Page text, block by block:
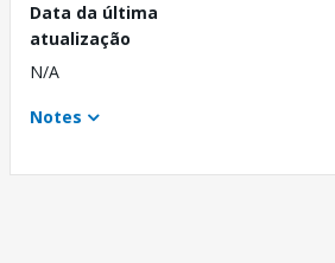
Data da última
atualização
N/A
Notes